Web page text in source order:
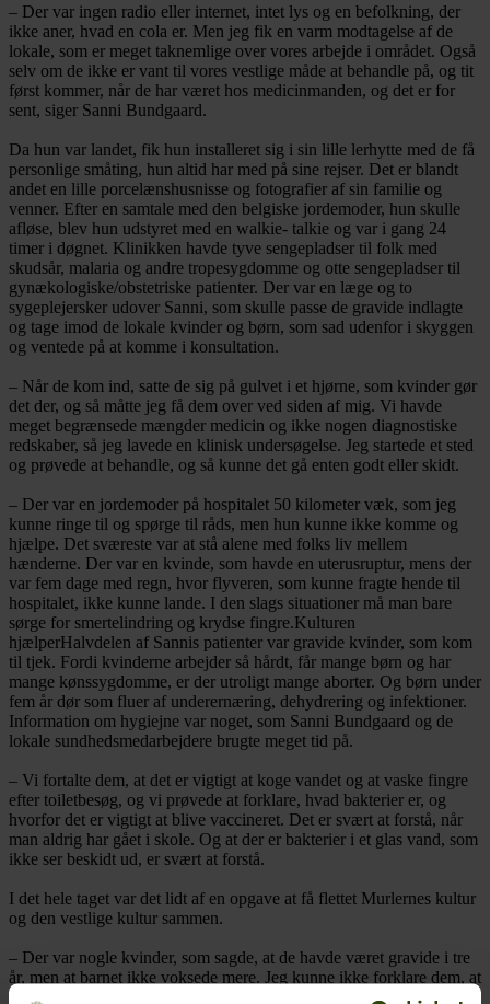
– Der var ingen radio eller internet, intet lys og en befolkning, der
ikke aner, hvad en cola er. Men jeg fik en varm modtagelse af de
lokale, som er meget taknemlige over vores arbejde i området. Også
selv om de ikke er vant til vores vestlige måde at behandle på, og tit
først kommer, når de har været hos medicinmanden, og det er for
sent, siger Sanni Bundgaard.
Da hun var landet, fik hun installeret sig i sin lille lerhytte med de få
personlige småting, hun altid har med på sine rejser. Det er blandt
andet en lille porcelænshusnisse og fotografier af sin familie og
venner. Efter en samtale med den belgiske jordemoder, hun skulle
afløse, blev hun udstyret med en walkie- talkie og var i gang 24
timer i døgnet. Klinikken havde tyve sengepladser til folk med
skudsår, malaria og andre tropesygdomme og otte sengepladser til
gynækologiske/obstetriske patienter. Der var en læge og to
sygeplejersker udover Sanni, som skulle passe de gravide indlagte
og tage imod de lokale kvinder og børn, som sad udenfor i skyggen
og ventede på at komme i konsultation.
– Når de kom ind, satte de sig på gulvet i et hjørne, som kvinder gør
det der, og så måtte jeg få dem over ved siden af mig. Vi havde
meget begrænsede mængder medicin og ikke nogen diagnostiske
redskaber, så jeg lavede en klinisk undersøgelse. Jeg startede et sted
og prøvede at behandle, og så kunne det gå enten godt eller skidt.
– Der var en jordemoder på hospitalet 50 kilometer væk, som jeg
kunne ringe til og spørge til råds, men hun kunne ikke komme og
hjælpe. Det sværeste var at stå alene med folks liv mellem
hænderne. Der var en kvinde, som havde en uterusruptur, mens der
var fem dage med regn, hvor flyveren, som kunne fragte hende til
hospitalet, ikke kunne lande. I den slags situationer må man bare
sørge for smertelindring og krydse fingre.Kulturen
hjælperHalvdelen af Sannis patienter var gravide kvinder, som kom
til tjek. Fordi kvinderne arbejder så hårdt, får mange børn og har
mange kønssygdomme, er der utroligt mange aborter. Og børn under
fem år dør som fluer af underernæring, dehydrering og infektioner.
Information om hygiejne var noget, som Sanni Bundgaard og de
lokale sundhedsmedarbejdere brugte meget tid på.
– Vi fortalte dem, at det er vigtigt at koge vandet og at vaske fingre
efter toiletbesøg, og vi prøvede at forklare, hvad bakterier er, og
hvorfor det er vigtigt at blive vaccineret. Det er svært at forstå, når
man aldrig har gået i skole. Og at der er bakterier i et glas vand, som
ikke ser beskidt ud, er svært at forstå.
I det hele taget var det lidt af en opgave at få flettet Murlernes kultur
og den vestlige kultur sammen.
– Der var nogle kvinder, som sagde, at de havde været gravide i tre
år, men at barnet ikke voksede mere. Jeg kunne ikke forklare dem, at
barnet ikke var i dem, for så ville de have gået ud af døren. Jeg